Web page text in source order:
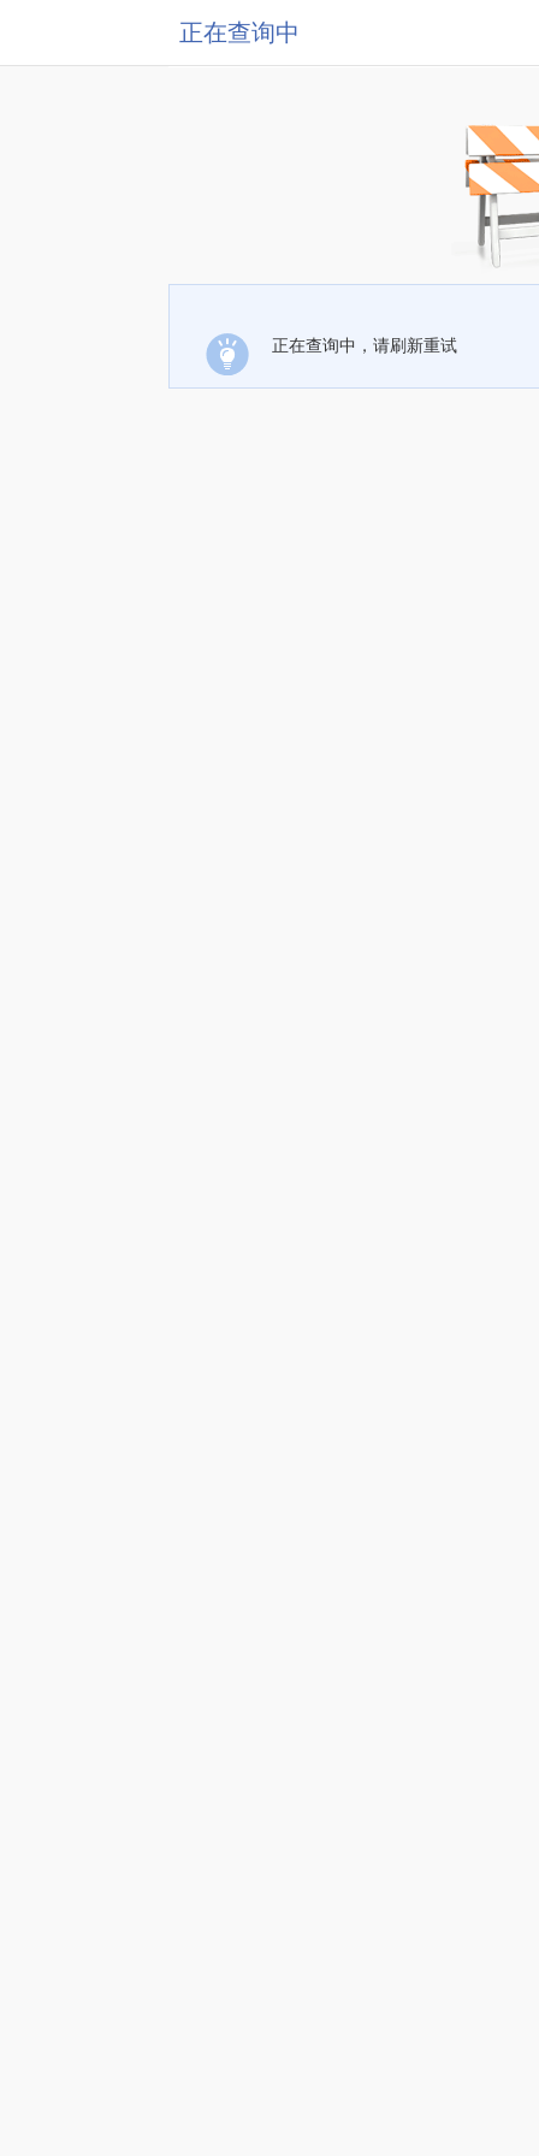
正在查询中
正在查询中，请刷新重试